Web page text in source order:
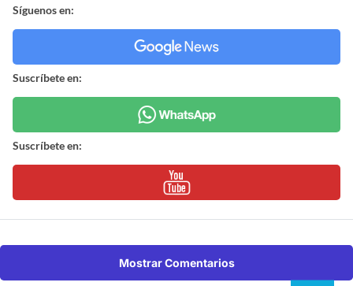
Síguenos en:
Suscríbete en:
Suscríbete en:
Mostrar Comentarios